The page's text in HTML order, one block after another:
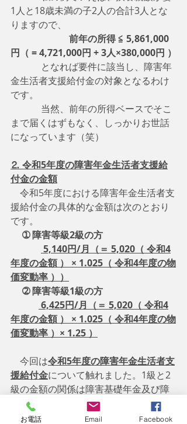
1人と18歳未満の子2人の合計3人とな
りますので、
前年の所得 ≦ 5,861,000
円（ = 4,721,000円 + 3人×380,000円 ）
となれば要件に該当し、障害年
金生活者支援給付金の対象となるわけ
です。
当然、前年の所得ベースでそこ
まで届くはずもなく、しっかりお世話
になっています（笑）
⒉ 令和5年度の障害年金生活者支援給
付金の金額
令和5年度における障害年金生活者支
援給付金の具体的な金額は次のとおり
です。
➀ 障害等級2級の方
5,140円/月（＝ 5,020（ 令和4
年度の金額 ） × 1.025（ 令和4年度の物
価変動率 ））
➁ 障害等級1級の方
6,425円/月（＝ 5,020（ 令和4
年度の金額 ） × 1.025（ 令和4年度の物
価変動率 ）× 1.25 ）
    今回は
令和5年度の障害年金生活者支
援給付金について触れました。1級と2
級の金額の関係は障害基礎年金及び障
害厚生年金の関係と同様で
「（障害等
級1級の金額）＝（障害等級2級の金
お電話 Email Facebook